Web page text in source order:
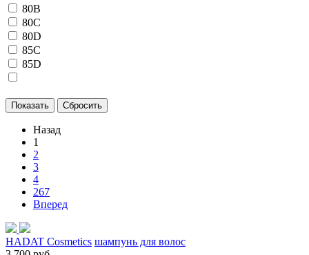
80B
80C
80D
85C
85D
Назад
1
2
3
4
267
Вперед
HADAT Cosmetics шампунь для волос